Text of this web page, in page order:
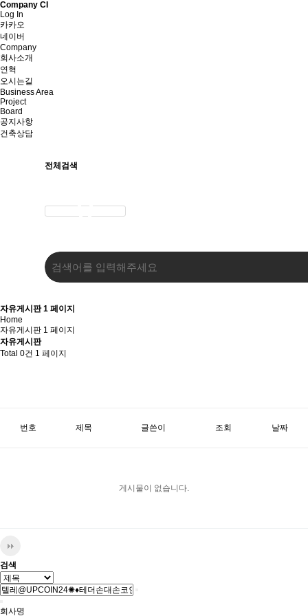
Company CI
Log In
카카오
네이버
Company
회사소개
연혁
오시는길
Business Area
Project
Board
공지사항
건축상담
전체검색
자유게시판 1 페이지
Home
자유게시판 1 페이지
자유게시판
Total 0건 1 페이지
번호 제목 글쓴이 조회 날짜
게시물이 없습니다.
검색
회사명